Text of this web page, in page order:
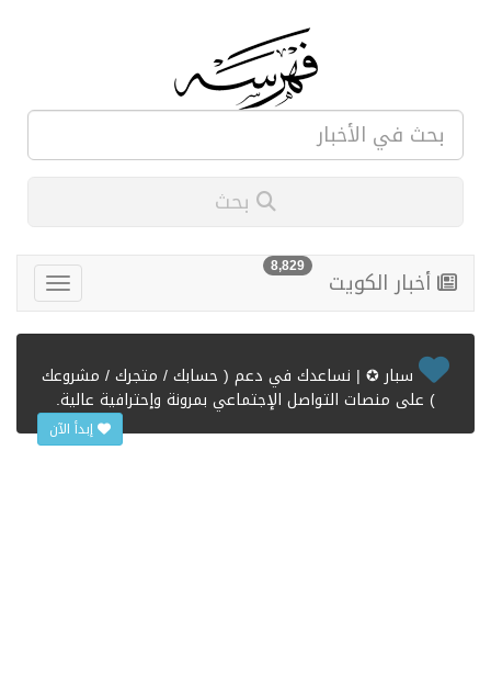
أخبار الكويت 8,829
سبار ✪ | نساعدك في دعم ( حسابك / متجرك / مشروعك
) على منصات التواصل الإجتماعي بمرونة وإحترافية عالية.
إبدأ الآن